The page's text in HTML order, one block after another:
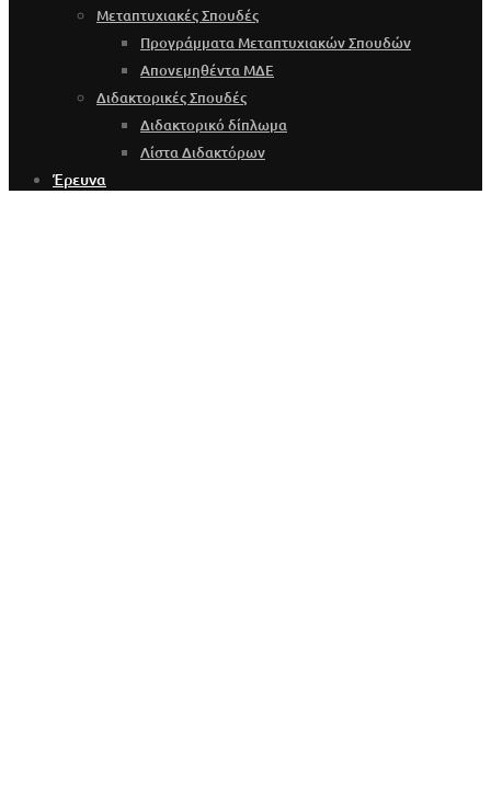
Μεταπτυχιακές Σπουδές
Προγράμματα Μεταπτυχιακών Σπουδών
Απονεμηθέντα ΜΔΕ
Διδακτορικές Σπουδές
Διδακτορικό δίπλωμα
Λίστα Διδακτόρων
Έρευνα